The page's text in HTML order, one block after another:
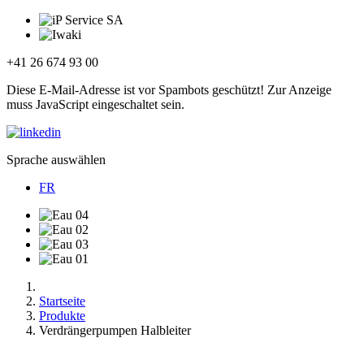
+41 26 674 93 00
Diese E-Mail-Adresse ist vor Spambots geschützt! Zur Anzeige
muss JavaScript eingeschaltet sein.
Sprache auswählen
FR
Startseite
Produkte
Verdrängerpumpen Halbleiter